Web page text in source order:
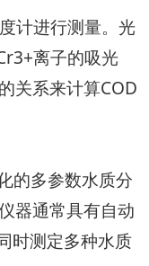
计进行测量。光
离子的吸光
关系来计算COD
的多参数水质分
器通常具有自动
时测定多种水质